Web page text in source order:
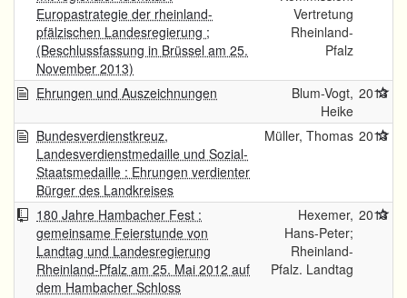
Europastrategie der rheinland-
pfälzischen Landesregierung ;
(Beschlussfassung in Brüssel am 25.
November 2013)
Vertretung
Rheinland-
Pfalz
Ehrungen und Auszeichnungen
Blum-Vogt,
Heike
2013
Bundesverdienstkreuz,
Landesverdienstmedaille und Sozial-
Staatsmedaille : Ehrungen verdienter
Bürger des Landkreises
Müller, Thomas 2013
180 Jahre Hambacher Fest :
gemeinsame Feierstunde von
Landtag und Landesregierung
Rheinland-Pfalz am 25. Mai 2012 auf
dem Hambacher Schloss
Hexemer,
Hans-Peter;
Rheinland-
Pfalz. Landtag
2013